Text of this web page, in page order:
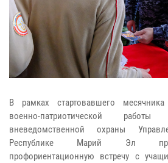
В рамках стартовавшего
военно-патриотической
вневедомственной охраны
Республике Марий Эл
профориентационную встречу с